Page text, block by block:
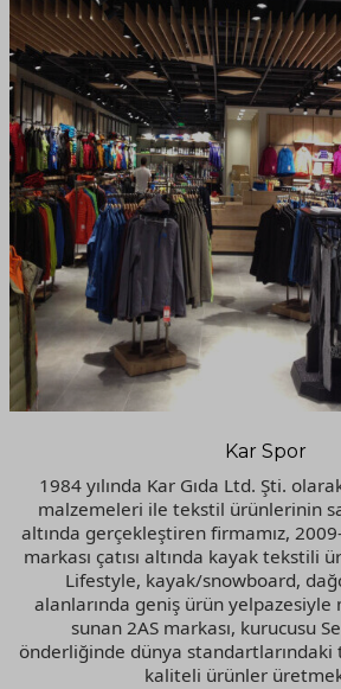
Kar Spor
1984 yılında Kar Gıda Ltd. Şti.
malzemeleri ile tekstil ürünlerinin
altında gerçekleştiren firmamız,
markası çatısı altında kayak tekstili
Lifestyle, kayak/snowboard,
alanlarında geniş ürün
sunan 2AS markası, kurucusu
önderliğinde dünya
kaliteli ürünler